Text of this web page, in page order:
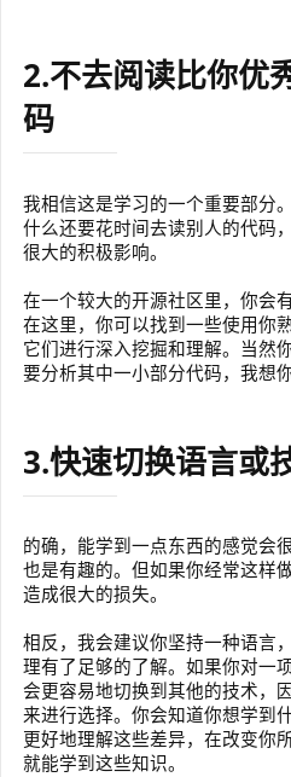
2.不去阅读比你优
码
我相信这是学习的一个重要部分
什么还要花时间去读别人的代码
很大的积极影响。
在一个较大的开源社区里，你会
在这里，你可以找到一些使用你
它们进行深入挖掘和理解。当然
要分析其中一小部分代码，我想
3.快速切换语言或
的确，能学到一点东西的感觉会
也是有趣的。但如果你经常这样
造成很大的损失。
相反，我会建议你坚持一种语言
理有了足够的了解。如果你对一
会更容易地切换到其他的技术，
来进行选择。你会知道你想学到
更好地理解这些差异，在改变你
就能学到这些知识。